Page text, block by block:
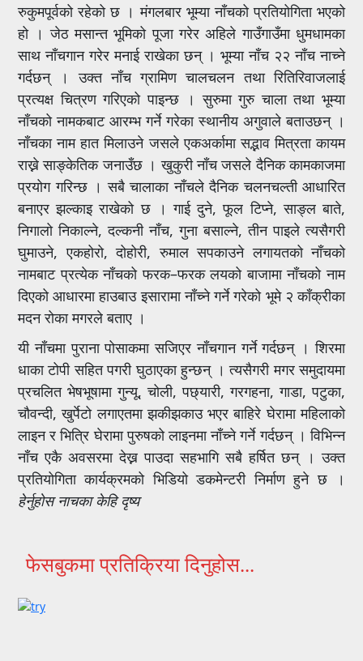
रुकुमपूर्वको रहेको छ । मंगलबार भूम्या नाँचको प्रतियोगिता भएको
हो । जेठ मसान्त भूमिको पूजा गरेर अहिले गाउँगाउँमा धुमधामका
साथ नाँचगान गरेर मनाई राखेका छन् । भूम्या नाँच २२ नाँच नाच्ने
गर्दछन् । उक्त नाँच ग्रामिण चालचलन तथा रितिरिवाजलाई
प्रत्यक्ष चित्रण गरिएको पाइन्छ । सुरुमा गुरु चाला तथा भूम्या
नाँचको नामकबाट आरम्भ गर्ने गरेका स्थानीय अगुवाले बताउछन् ।
नाँचका नाम हात मिलाउने जसले एकअर्कामा सद्भाव मित्रता कायम
राख्ने साङ्केतिक जनाउँछ । खुकुरी नाँच जसले दैनिक कामकाजमा
प्रयोग गरिन्छ । सबै चालाका नाँचले दैनिक चलनचल्ती आधारित
बनाएर झल्काइ राखेको छ । गाई दुने, फूल टिप्ने, साङ्ल बाते,
निगालो निकाल्ने, दल्कनी नाँच, गुना बसाल्ने, तीन पाइले त्यसैगरी
घुमाउने, एकहोरो, दोहोरी, रुमाल सपकाउने लगायतको नाँचको
नामबाट प्रत्येक नाँचको फरक–फरक लयको बाजामा नाँचको नाम
दिएको आधारमा हाउबाउ इसारामा नाँच्ने गर्ने गरेको भूमे २ काँक्रीका
मदन रोका मगरले बताए ।
यी नाँचमा पुराना पोसाकमा सजिएर नाँचगान गर्ने गर्दछन् । शिरमा
धाका टोपी सहित पगरी घुठाएका हुन्छन् । त्यसैगरी मगर समुदायमा
प्रचलित भेषभूषामा गुन्यू, चोली, पछ्यारी, गरगहना, गाडा, पटुका,
चौवन्दी, खुर्पेटो लगाएतमा झकीझकाउ भएर बाहिरे घेरामा महिलाको
लाइन र भित्रि घेरामा पुरुषको लाइनमा नाँच्ने गर्ने गर्दछन् । विभिन्न
नाँच एकै अवसरमा देख्न पाउदा सहभागि सबै हर्षित छन् । उक्त
प्रतियोगिता कार्यक्रमको भिडियो डकमेन्टरी निर्माण हुने छ ।
हेर्नुहोस नाचका केहि दृष्य
फेसबुकमा प्रतिक्रिया दिनुहोस...